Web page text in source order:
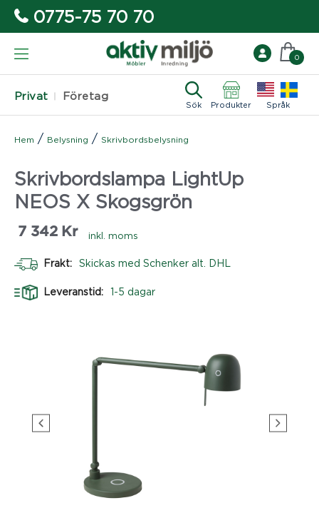
0775-75 70 70
Privat Företag
Sök Produkter Språk
0
Hem / Belysning / Skrivbordsbelysning
Skrivbordslampa LightUp
NEOS X Skogsgrön
7 342 Kr inkl. moms
Frakt: Skickas med Schenker alt. DHL
Leveranstid: 1-5 dagar